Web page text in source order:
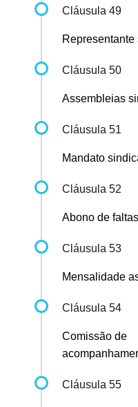
Cláusula 49
Representante
Cláusula 50
Assembleias
Cláusula 51
Mandato
Cláusula 52
Abono de
Cláusula 53
Mensalidade
Cláusula 54
Comissão de
Cláusula 55